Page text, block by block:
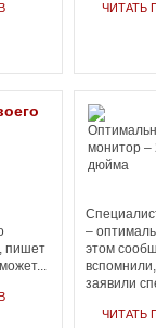
ЧИТАТЬ
пишет
–
этом
заявили
ЧИТАТЬ